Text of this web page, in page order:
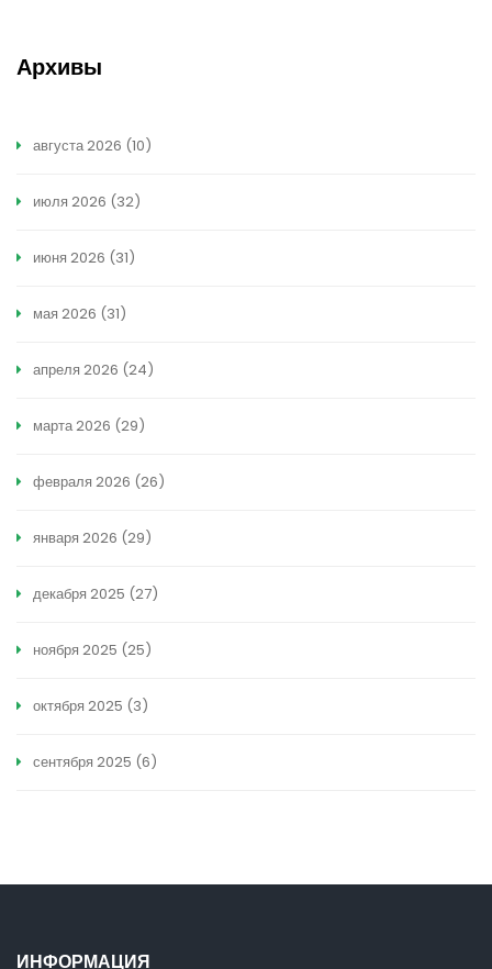
Архивы
августа 2026 (10)
июля 2026 (32)
июня 2026 (31)
мая 2026 (31)
апреля 2026 (24)
марта 2026 (29)
февраля 2026 (26)
января 2026 (29)
декабря 2025 (27)
ноября 2025 (25)
октября 2025 (3)
сентября 2025 (6)
ИНФОРМАЦИЯ